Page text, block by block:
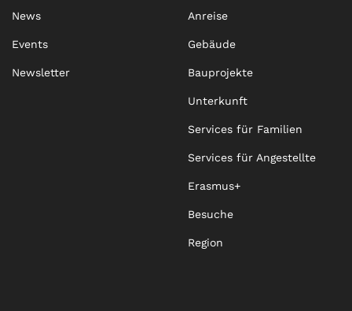
News
Events
Newsletter
Anreise
Gebäude
Bauprojekte
Unterkunft
Services für Familien
Services für Angestellte
Erasmus+
Besuche
Region